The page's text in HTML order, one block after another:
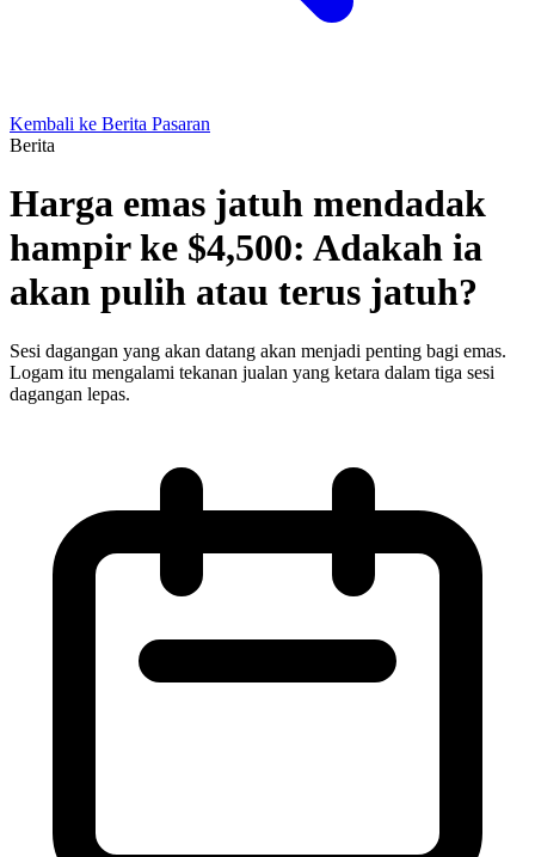
Kembali ke Berita Pasaran
Berita
Harga emas jatuh mendadak
hampir ke $4,500: Adakah ia
akan pulih atau terus jatuh?
Sesi dagangan yang akan datang akan menjadi penting bagi emas.
Logam itu mengalami tekanan jualan yang ketara dalam tiga sesi
dagangan lepas.